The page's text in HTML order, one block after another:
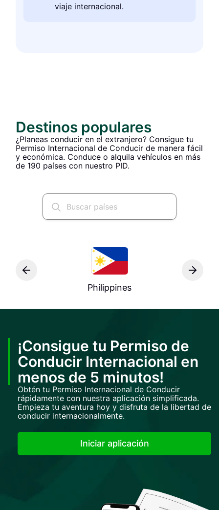
viaje internacional.
Destinos populares
¿Planeas conducir en el extranjero? Consigue tu
Permiso Internacional de Conducir de manera fácil
y económica. Conduce o alquila vehículos en más
de 190 países con nuestro PID.
Philippines
¡Consigue tu Permiso de
Conducir Internacional en
menos de 5 minutos!
Obtén tu Permiso Internacional de Conducir
rápidamente con nuestra aplicación simplificada.
Empieza tu aventura hoy y disfruta de la libertad de
conducir internacionalmente.
Iniciar aplicación